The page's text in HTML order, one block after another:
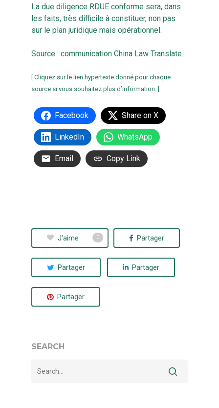
La due diligence RDUE conforme sera, dans
les faits, très difficile à constituer, non pas
sur le plan juridique mais opérationnel.
Source : communication China Law Translate.
[ Cliquez sur le lien hypertexte donné pour chaque
source si vous souhaitez plus d’information. ]
Facebook Share on X
LinkedIn WhatsApp
Email Copy Link
J'aime 0 Partager
Partager Partager
Partager
SEARCH